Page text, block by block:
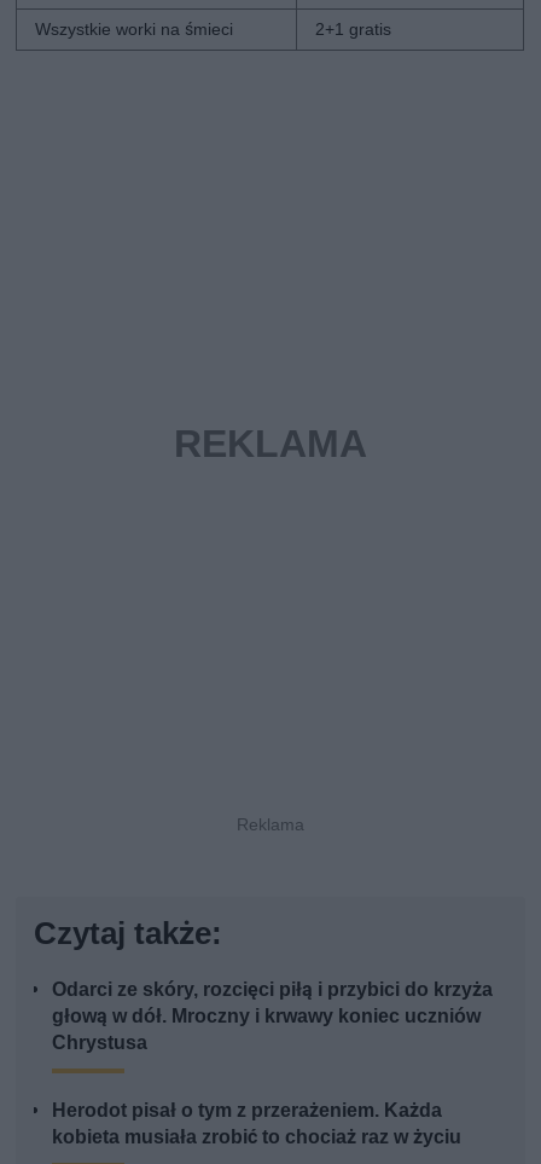
Wszystkie worki na śmieci 2+1 gratis
Czytaj także:
Odarci ze skóry, rozcięci piłą i przybici do krzyża
głową w dół. Mroczny i krwawy koniec uczniów
Chrystusa
Herodot pisał o tym z przerażeniem. Każda
kobieta musiała zrobić to chociaż raz w życiu